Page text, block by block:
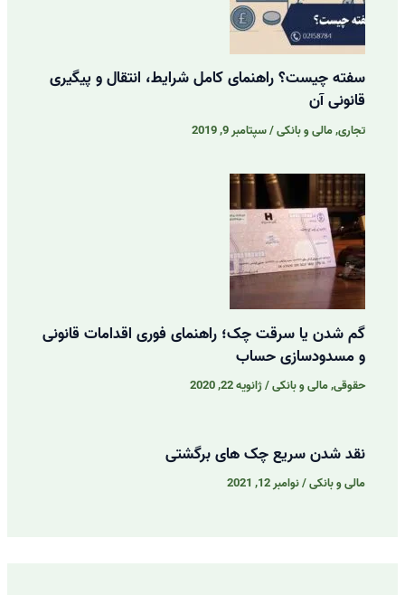
سفته چیست؟ راهنمای کامل شرایط، انتقال و پیگیری
قانونی آن
تجاری,مالی و بانکی/سپتامبر 9, 2019
گم شدن یا سرقت چک؛ راهنمای فوری اقدامات قانونی
و مسدودسازی حساب
حقوقی,مالی و بانکی/ژانویه 22, 2020
نقد شدن سریع چک های برگشتی
مالی و بانکی/نوامبر 12, 2021